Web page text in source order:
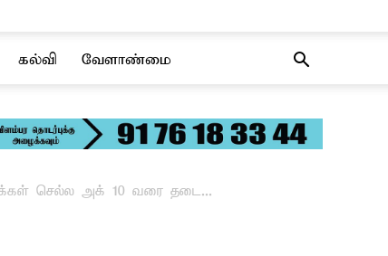
கல்வி வேளாண்மை
செல்ல அக் 10 வரை தடை...